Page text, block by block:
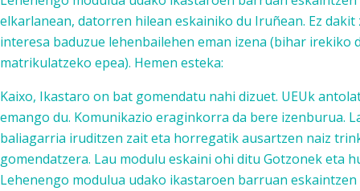
elkarlanean, datorren hilean eskainiko du Iruñean. Ez
interesa baduzue lehenbailehen eman izena (bihar irekiko
matrikulatzeko epea). Hemen esteka:
Kaixo, Ikastaro on bat gomendatu nahi dizuet. UEUk
emango du. Komunikazio eraginkorra da bere izenburua.
baliagarria iruditzen zait eta horregatik ausartzen naiz
gomendatzera. Lau modulu eskaini ohi ditu Gotzonek eta
Lehenengo modulua udako ikastaroen barruan